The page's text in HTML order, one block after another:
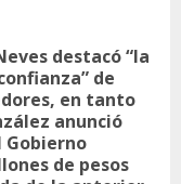
destacó “la
de
en tanto
anunció
Gobierno
de pesos